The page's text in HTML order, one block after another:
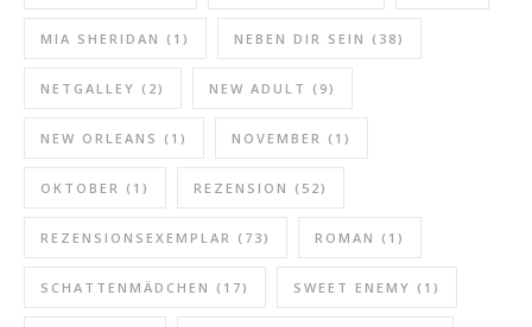
MIA SHERIDAN (1) NEBEN DIR SEIN (38)
NETGALLEY (2) NEW ADULT (9)
NEW ORLEANS (1) NOVEMBER (1)
OKTOBER (1) REZENSION (52)
REZENSIONSEXEMPLAR (73) ROMAN (1)
SCHATTENMÄDCHEN (17) SWEET ENEMY (1)